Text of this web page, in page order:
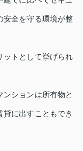
安全を守る環境が整
ットとして挙げられ
ションは所有物と
に出すこともでき